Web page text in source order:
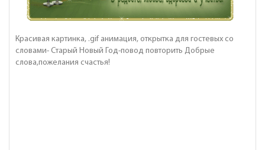
Красивая картинка, .gif анимация, открытка для гостевых со
словами- Старый Новый Год-повод повторить Добрые
слова,пожелания счастья!